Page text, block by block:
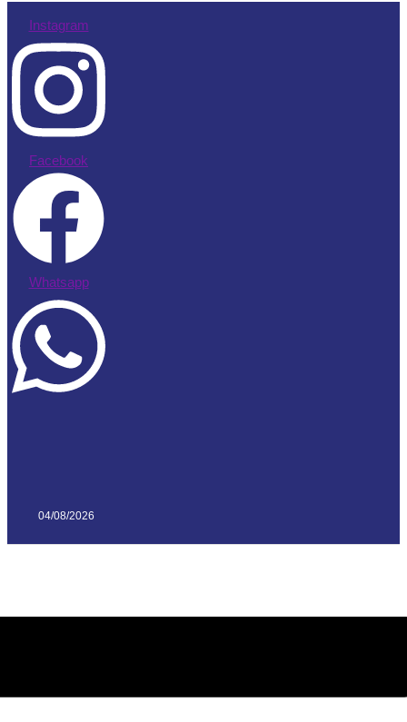
Instagram
Facebook
Whatsapp
04/08/2026